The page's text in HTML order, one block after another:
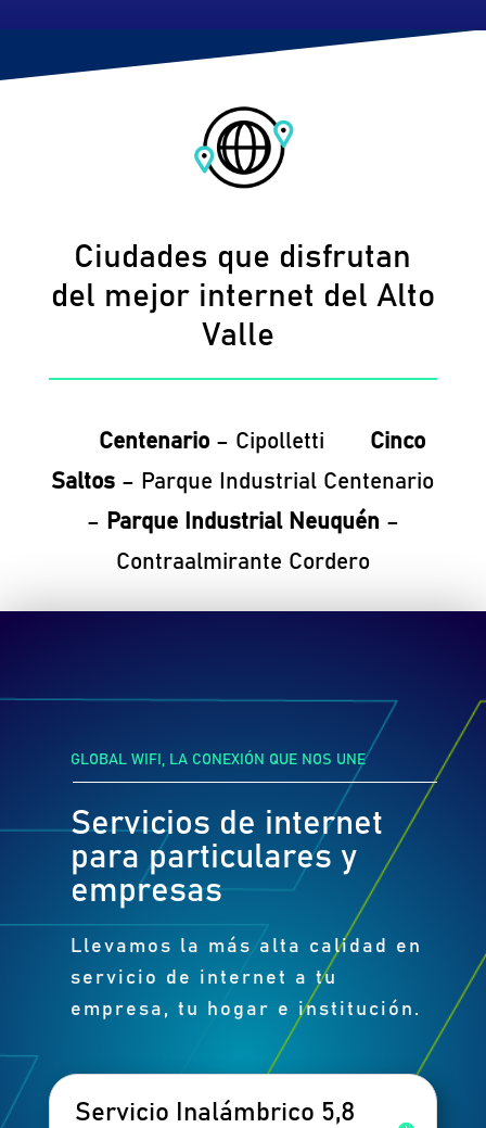
Ciudades que disfrutan
del mejor internet del Alto
Valle
Centenario – Cipolletti
Cinco
Saltos – Parque Industrial Centenario
– Parque Industrial Neuquén –
Contraalmirante Cordero
GLOBAL WIFI, LA CONEXIÓN QUE NOS UNE
Servicios de internet
para particulares y
empresas
Llevamos la más alta calidad en
servicio de internet a tu
empresa, tu hogar e institución.
Servicio Inalámbrico 5,8